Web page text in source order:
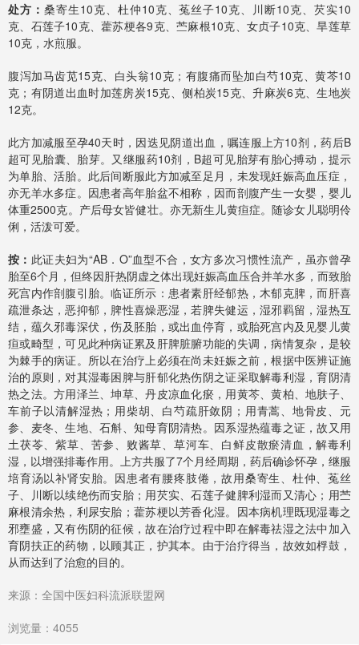
处方： 桑寄生10克、杜仲10克、菟丝子10克、川断10克、芡实10
克、石莲子10克、藿苏梗各9克、苎麻根10克、女贞子10克、旱莲草
10克，水煎服。
腹泻加马齿苋15克、白头翁10克；有腹痛而坠加白芍10克、黄芩10
克；有阴道出血时加莲房炭15克、侧柏炭15克、升麻炭6克、生地炭
12克。
此方加减服至孕40天时，因迭见阴道出血，嘱连服上方10剂，药后B
超可见胎囊、胎芽。又继服药10剂，B超可见胎芽有胎心搏动，提示
为单胎、活胎。此后间断服此方加减至足月，未发现妊娠高血压症，
亦无羊水多症。因患者高年胎盆不相称，因而剖腹产生一女婴，婴儿
体重2500克。产后母女皆健壮。亦无新生儿黄疸症。随诊女儿聪明伶
俐，活泼可爱。
按： 此证夫妇为“AB．O”血型不合，女方多次习惯性流产，虽亦曾孕
胎至6个月，但终因肝热阴虚之体出现妊娠高血压合并羊水多，而致胎
死宫内作剖腹引胎。临证所示：患者素肝经郁热，木郁克脾，而肝喜
疏泄条达，恶抑郁，脾性喜燥恶湿，若脾失健运，湿邪羁留，湿热互
结，蕴久邪毒深伏，伤及胚胎，或出血停育，或胎死宫内及见婴儿黄
疸或畸型，可见此种病证累及肝脾脏腑功能的失调，病情复杂，是较
为棘手的病证。所以在治疗上必须在尚未妊娠之前，根据中医辨证施
治的原则，对其湿毒困脾与肝郁化热伤阴之证采取解毒利湿，育阴清
热之法。方用泽兰、坤草、丹皮凉血化瘀，用黄芩、黄柏、地肤子、
车前子以清解湿热；用柴胡、白芍疏肝敛阴；用青蒿、地骨皮、元
参、麦冬、生地、石斛、知母育阴清热。因系湿热蕴毒之证，故又用
土茯苓、紫草、苦参、败酱草、草河车、白鲜皮散瘀清血，解毒利
湿，以增强排毒作用。上方共服了7个月经周期，药后确诊怀孕，继服
培育汤以补肾安胎。因患者有腰疼肢倦，故用桑寄生、杜仲、菟丝
子、川断以续绝伤而安胎；用芡实、石莲子健脾利湿而又清心；用苎
麻根清余热，利尿安胎；藿苏梗以芳香化湿。因本病机理既现湿毒之
邪壅盛，又有伤阴的征候，故在治疗过程中即在解毒祛湿之法中加入
育阴扶正的药物，以顾其正，护其本。由于治疗得当，故效如桴鼓，
从而达到了治愈的目的。
来源：全国中医妇科流派联盟网
浏览量：4055